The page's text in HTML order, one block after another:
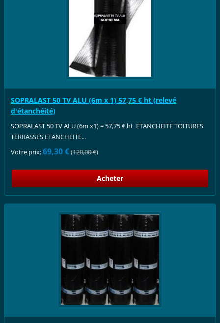
SOPRALAST 50 TV ALU (6m x 1) 57,75 € ht (relevé
d'étanchéité)
SOPRALAST 50 TV ALU (6m x1) = 57,75 € ht ETANCHEITE TOITURES
TERRASSES ETANCHEITE...
Votre prix:69,30 €(120,00 €)